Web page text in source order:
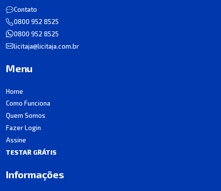
Contato
0800 952 8525
0800 952 8525
licitaja@licitaja.com.br
Menu
Home
Como Funciona
Quem Somos
Fazer Login
Assine
TESTAR GRÁTIS
Informações